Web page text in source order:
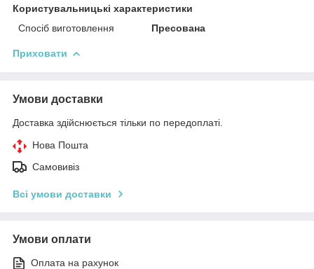
Користувальницькі характеристики
Спосіб виготовлення
Пресована
Приховати
Умови доставки
Доставка здійснюється тільки по передоплаті.
Нова Пошта
Самовивіз
Всі умови доставки
Умови оплати
Оплата на рахунок